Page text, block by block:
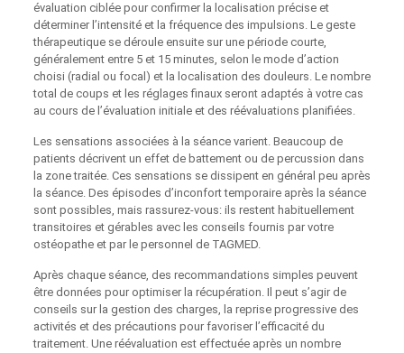
évaluation ciblée pour confirmer la localisation précise et
déterminer l’intensité et la fréquence des impulsions. Le geste
thérapeutique se déroule ensuite sur une période courte,
généralement entre 5 et 15 minutes, selon le mode d’action
choisi (radial ou focal) et la localisation des douleurs. Le nombre
total de coups et les réglages finaux seront adaptés à votre cas
au cours de l’évaluation initiale et des réévaluations planifiées.
Les sensations associées à la séance varient. Beaucoup de
patients décrivent un effet de battement ou de percussion dans
la zone traitée. Ces sensations se dissipent en général peu après
la séance. Des épisodes d’inconfort temporaire après la séance
sont possibles, mais rassurez-vous: ils restent habituellement
transitoires et gérables avec les conseils fournis par votre
ostéopathe et par le personnel de TAGMED.
Après chaque séance, des recommandations simples peuvent
être données pour optimiser la récupération. Il peut s’agir de
conseils sur la gestion des charges, la reprise progressive des
activités et des précautions pour favoriser l’efficacité du
traitement. Une réévaluation est effectuée après un nombre